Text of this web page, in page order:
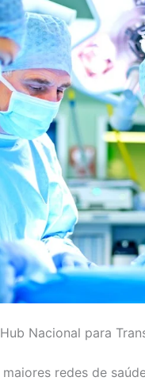
Nacional para
maiores redes de